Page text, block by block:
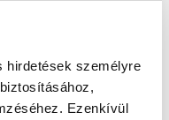
hirdetések személyre
Ezenkívül